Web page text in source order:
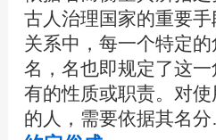
古人治理国家的重要
关系中，每一个特定
名，名也即规定了这
有的性质或职责。对
的人，需要依据其名